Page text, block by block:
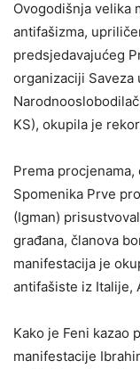
Ovogodišnja velika
antifašizma,
predsjedavajućeg
organizaciji Saveza
KS), okupila je
Prema
Spomenika Prve
(Igman)
građana, članova
manifestacija je
antifašiste iz Italije,
Kako je Feni kazao
manifestacije